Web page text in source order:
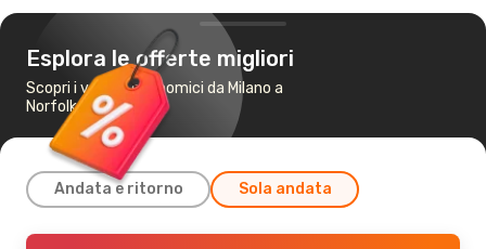
Esplora le offerte migliori
Scopri i voli più economici da Milano a
Norfolk
Andata e ritorno Sola andata